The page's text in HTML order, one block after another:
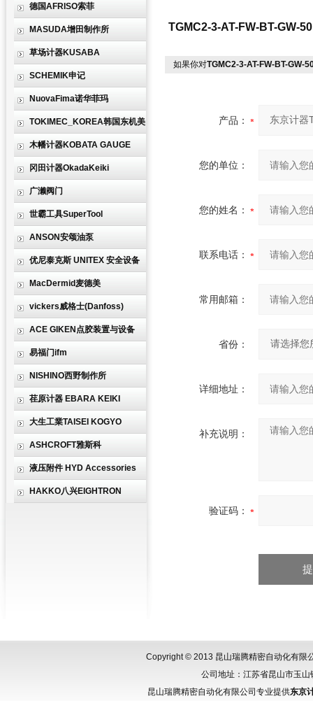
德国AFRISO索菲
MASUDA增田制作所
草场计器KUSABA
SCHEMIK申记
NuovaFima诺华菲玛
TOKIMEC_KOREA韩国东机美
木幡计器KOBATA GAUGE
冈田计器OkadaKeiki
广濑阀门
世霸工具SuperTool
ANSON安颂油泵
优尼泰克斯 UNITEX 安全设备
MacDermid麦德美
vickers威格士(Danfoss)
ACE GIKEN点胶装置与设备
易福门ifm
NISHINO西野制作所
荏原计器 EBARA KEIKI
大生工業TAISEI KOGYO
ASHCROFT雅斯科
液压附件 HYD Accessories
HAKKO八兴EIGHTRON
TGMC2-3-AT-FW-BT-GW-
如果你对TGMC2-3-AT-FW-BT-GW-
产品：
您的单位：
您的姓名：
联系电话：
常用邮箱：
省份：
详细地址：
补充说明：
验证码：
Copyright © 2013 昆山瑞腾精密自动化有限
公司地址：江苏省昆山市玉
昆山瑞腾精密自动化有限公司专业提供东京